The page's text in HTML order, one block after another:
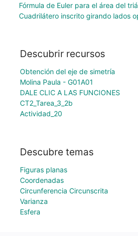
Fórmula de Euler para el área del
Cuadrilátero inscrito girando lados
Descubrir recursos
Obtención del eje de simetría
Molina Paula - G01A01
DALE CLIC A LAS FUNCIONES
CT2_Tarea_3_2b
Actividad_20
Descubre temas
Figuras planas
Coordenadas
Circunferencia Circunscrita
Varianza
Esfera